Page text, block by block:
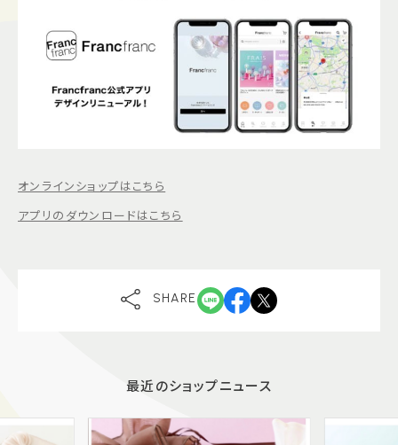
オンラインショップはこちら
アプリのダウンロードはこちら
SHARE
最近のショップニュース